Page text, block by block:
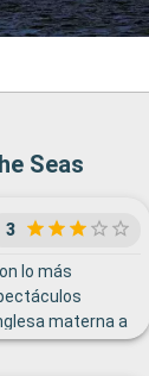
Seas
3
lo más
materna a